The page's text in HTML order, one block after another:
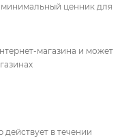
ценник для
магазина и может
в течении